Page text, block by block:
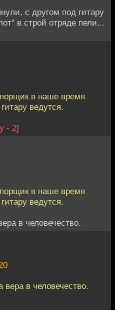
с другом под гитару
в строй отряде пели...
в наше время
ведутся.
- 2]
в наше время
ведутся.
в человечество.
в человечество.